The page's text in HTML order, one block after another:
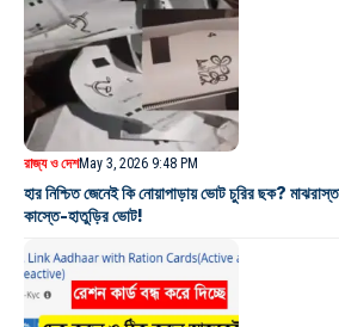
রাজ্য ও দেশMay 3, 2026 9:48 PM
হার নিশ্চিত জেনেই কি নোয়াপাড়ায় ভোট চুরির ছক?
কাস্তে-হাতুড়ির ভোট!